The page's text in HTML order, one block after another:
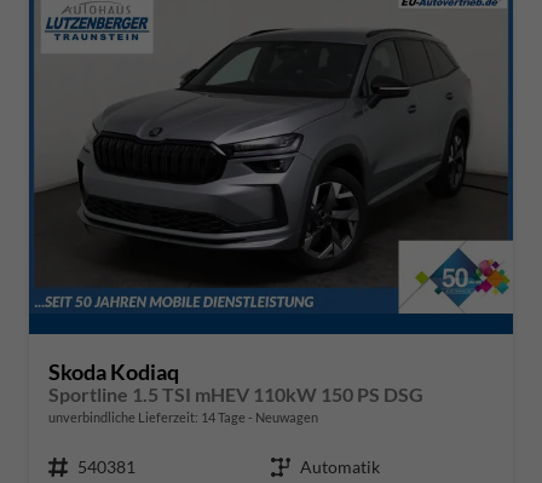
Skoda Kodiaq
Sportline 1.5 TSI mHEV 110kW 150 PS DSG
unverbindliche Lieferzeit: 14 Tage Neuwagen
Fahrzeugnr. 540381 Getriebe Automatik